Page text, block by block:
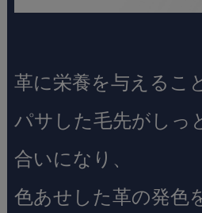
革に栄養を与えるこ
パサした毛先がしっ
合いになり、
色あせした革の発色